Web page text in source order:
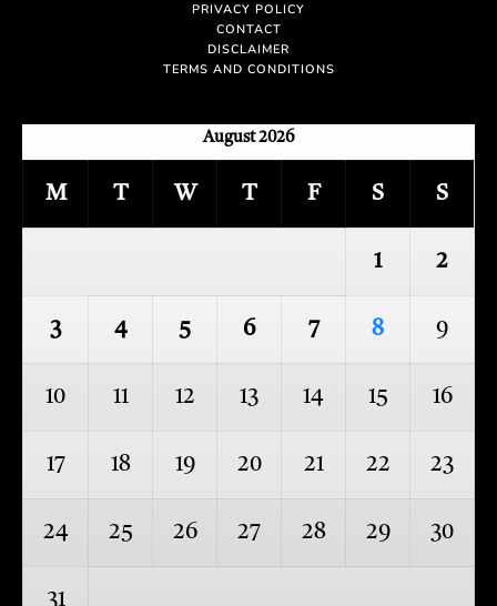
PRIVACY POLICY
CONTACT
DISCLAIMER
TERMS AND CONDITIONS
August 2026
M T W T F S S
1 2
3 4 5 6 7 8 9
10 11 12 13 14 15 16
17 18 19 20 21 22 23
24 25 26 27 28 29 30
31